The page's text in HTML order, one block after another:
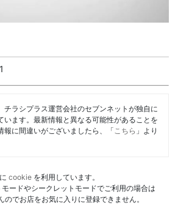
チラシプラス運営会社のセブンネットが独自に
います。最新情報と異なる可能性があることを
報に間違いがございましたら、「 こちら 」より
cookie を利用しています。
ードやシークレットモードでご利用の場合は
でお店をお気に入りに登録できません。